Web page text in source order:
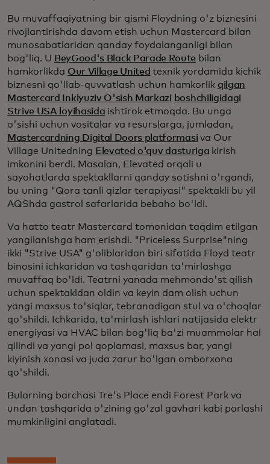
Bu muvaffaqiyatning bir qismi Floydning o'z biznesini
rivojlantirishda davom etish uchun Mastercard bilan
munosabatlaridan qanday foydalanganligi bilan
bog'liq. U BeyGood's Black Parade Route bilan
hamkorlikda Our Village United texnik yordamida kichik
biznesni qo'llab-quvvatlash uchun hamkorlik qilgan
Mastercard Inklyuziv O'sish Markazi boshchiligidagi
Strive USA loyihasida ishtirok etmoqda. Bu unga
o'sishi uchun vositalar va resurslarga, jumladan,
Mastercardning Digital Doors platformasi va Our
Village Unitedning Elevated o'quv dasturiga kirish
imkonini berdi. Masalan, Elevated orqali u
sayohatlarda spektakllarni qanday sotishni o'rgandi,
bu uning "Qora tanli qizlar terapiyasi" spektakli bu yil
AQShda gastrol safarlarida bebaho bo'ldi.
Va hatto teatr Mastercard tomonidan taqdim etilgan
yangilanishga ham erishdi. "Priceless Surprise"ning
ikki "Strive USA" g'oliblaridan biri sifatida Floyd teatr
binosini ichkaridan va tashqaridan ta'mirlashga
muvaffaq bo'ldi. Teatrni yanada mehmondo'st qilish
uchun spektakldan oldin va keyin dam olish uchun
yangi maxsus to'siqlar, tebranadigan stul va o'choqlar
qo'shildi. Ichkarida, ta'mirlash ishlari natijasida elektr
energiyasi va HVAC bilan bog'liq ba'zi muammolar hal
qilindi va yangi pol qoplamasi, maxsus bar, yangi
kiyinish xonasi va juda zarur bo'lgan omborxona
qo'shildi.
Bularning barchasi Tre's Place endi Forest Park va
undan tashqarida o'zining go'zal gavhari kabi porlashi
mumkinligini anglatadi.